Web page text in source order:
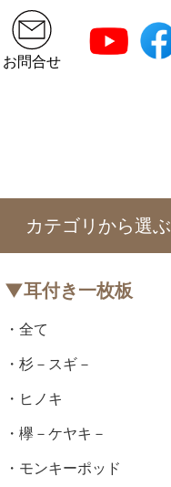
お問合せ
カテゴリから選ぶ
▼耳付き一枚板
・全て
・杉－スギ－
・ヒノキ
・欅－ケヤキ－
・モンキーポッド